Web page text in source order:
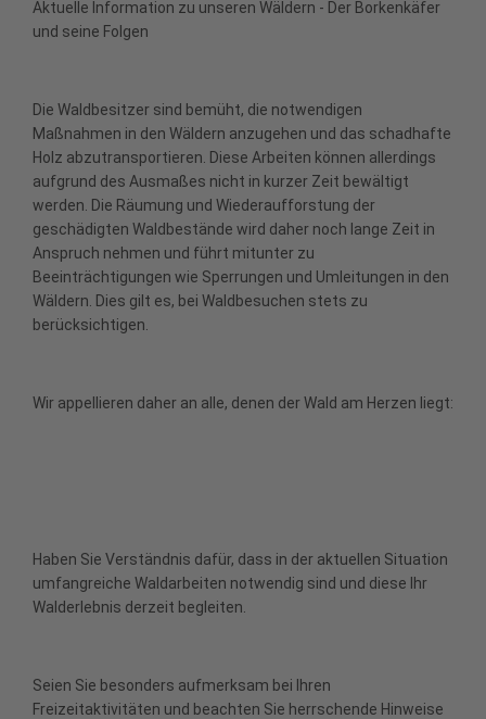
Aktuelle Information zu unseren Wäldern - Der Borkenkäfer
und seine Folgen
Die Waldbesitzer sind bemüht, die notwendigen
Maßnahmen in den Wäldern anzugehen und das schadhafte
Holz abzutransportieren. Diese Arbeiten können allerdings
aufgrund des Ausmaßes nicht in kurzer Zeit bewältigt
werden. Die Räumung und Wiederaufforstung der
geschädigten Waldbestände wird daher noch lange Zeit in
Anspruch nehmen und führt mitunter zu
Beeinträchtigungen wie Sperrungen und Umleitungen in den
Wäldern. Dies gilt es, bei Waldbesuchen stets zu
berücksichtigen.
Wir appellieren daher an alle, denen der Wald am Herzen liegt:
Haben Sie Verständnis dafür, dass in der aktuellen Situation
umfangreiche Waldarbeiten notwendig sind und diese Ihr
Walderlebnis derzeit begleiten.
Seien Sie besonders aufmerksam bei Ihren
Freizeitaktivitäten und beachten Sie herrschende Hinweise